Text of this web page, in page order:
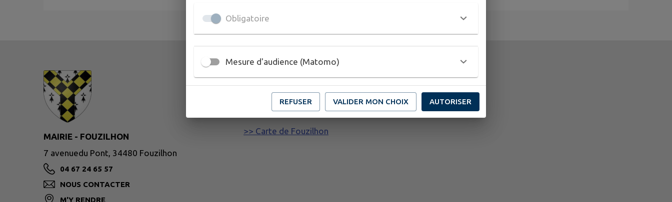
MAIRIE - FOUZILHON
7 avenuedu Pont, 34480 Fouzilhon
04 67 24 65 57
NOUS CONTACTER
M'Y RENDRE
Le secrétariat de la mairie est ouvert :
- Lundi et Jeudi de 13H30 à 18H
- Mardi et Mercredi de 8H30 à 13H
>> Carte de Fouzilhon
Obligatoire
Mesure d'audience (Matomo)
REFUSER VALIDER MON CHOIX AUTORISER